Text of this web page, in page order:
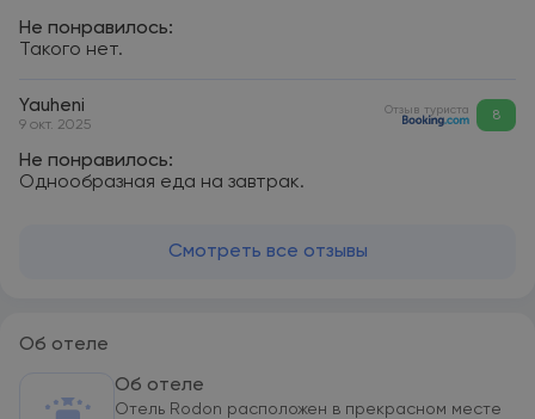
Не понравилось:
Такого нет.
Yauheni
9 окт. 2025
Отзыв туриста 8
Не понравилось:
Однообразная еда на завтрак.
Смотреть все отзывы
Об отеле
Об отеле
Отель Rodon расположен в прекрасном месте